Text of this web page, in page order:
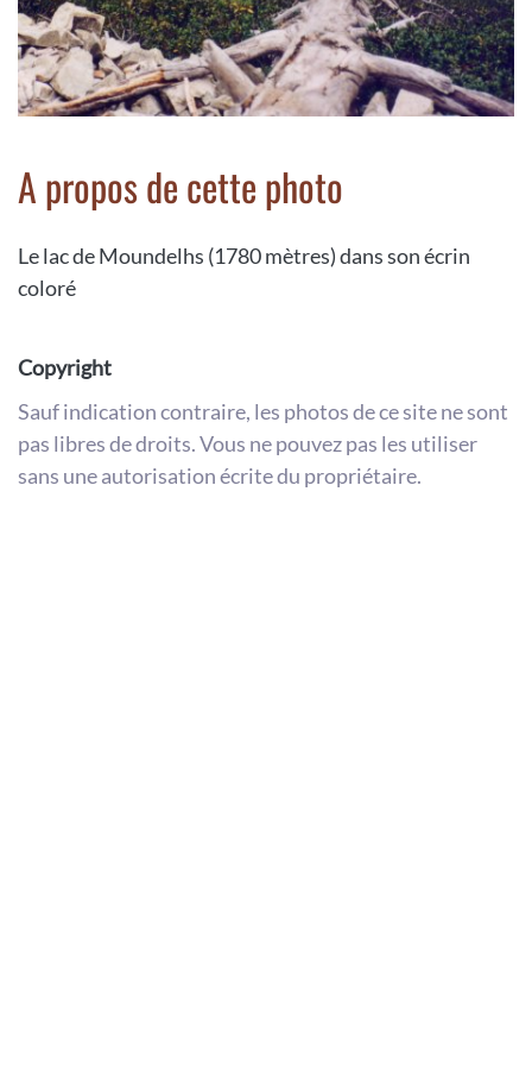
A propos de cette photo
Le lac de Moundelhs (1780 mètres) dans son écrin
coloré
Copyright
Sauf indication contraire, les photos de ce site ne sont
pas libres de droits. Vous ne pouvez pas les utiliser
sans une autorisation écrite du propriétaire.